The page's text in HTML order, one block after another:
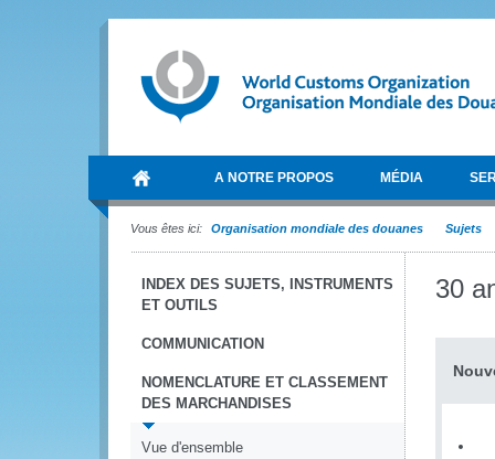
A NOTRE PROPOS MÉDIA
Vous êtes ici: Organisation mondiale des douanes Sujets
INDEX DES SUJETS, INSTRUMENTS
ET OUTILS
COMMUNICATION
NOMENCLATURE ET CLASSEMENT
DES MARCHANDISES
Vue d'ensemble
30